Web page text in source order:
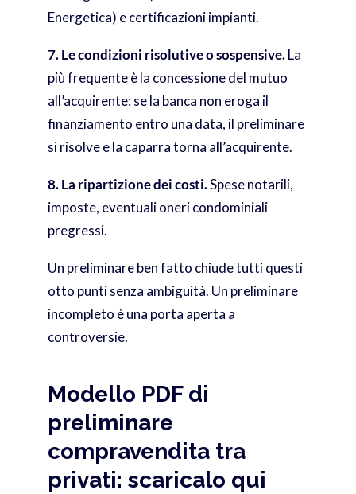
Energetica) e certificazioni impianti.
7. Le condizioni risolutive o sospensive.La
più frequente è la concessione del mutuo
all’acquirente: se la banca non eroga il
finanziamento entro una data, il preliminare
si risolve e la caparra torna all’acquirente.
8. La ripartizione dei costi.Spese notarili,
imposte, eventuali oneri condominiali
pregressi.
Un preliminare ben fatto chiude tutti questi
otto punti senza ambiguità. Un preliminare
incompleto è una porta aperta a
controversie.
Modello PDF di
preliminare
compravendita tra
privati: scaricalo qui